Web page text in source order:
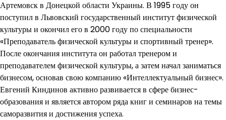
Артемовск в Донецкой области Украины. В 1995 году он
поступил в Львовский государственный институт физической
культуры и окончил его в 2000 году по специальности
«Преподаватель физической культуры и спортивный тренер».
После окончания института он работал тренером и
преподавателем физической культуры, а затем начал заниматься
бизнесом, основав свою компанию «Интеллектуальный бизнес».
Евгений Киндинов активно развивается в сфере бизнес-
образования и является автором ряда книг и семинаров на темы
саморазвития и достижения успеха.